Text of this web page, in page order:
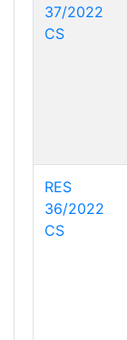
37/2022
CS
RES
36/2022
CS